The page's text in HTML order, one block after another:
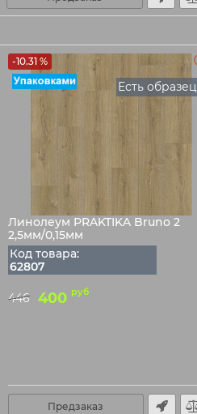
-10.31 %
Есть образец
Линолеум PRAKTIKA Bruno 2
2,5мм/0,15мм
Код товара:
62807
446 400 руб
Предзаказ